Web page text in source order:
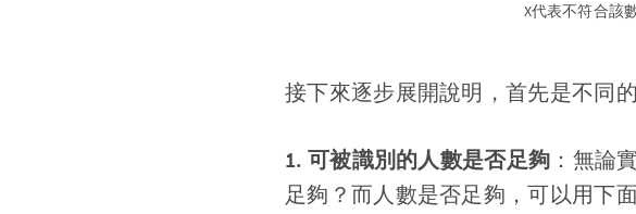
X代表不符合該
接下來逐步展開說明，首先是不同
1. 可被識別的人數是否足夠 ：無論
足夠？而人數是否足夠，可以用下